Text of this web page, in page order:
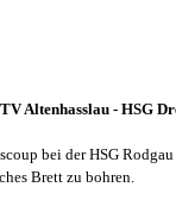
TV Altenhasslau - HSG
bei der HSG
Brett zu bohren.